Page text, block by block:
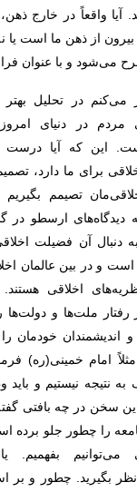
آیا واقعاً در خارج
از ذهن ما است یا
می‌شود و با عنوان
در تحلیل بهتر
مردم در دنیای
است. این که آیا
برای ما دارد،
تصیمم بگیریم
دیدگاه‌های ارسطو
به دنبال آن فضیلت
است و در بین عالمان
اخلاقی
رفتار ملت‌ها و
اندیشمندان خودمان
امام خمینی(ره)
نتیجه نیستیم و باید
این سخن در چه بافتی
را چطور جلو برده
می‌توانیم بفهمیم.
بگیرید. چطور و بر